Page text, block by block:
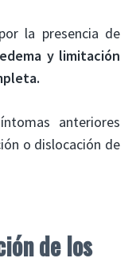
la presencia de
y limitación
anteriores
o dislocación de
de los